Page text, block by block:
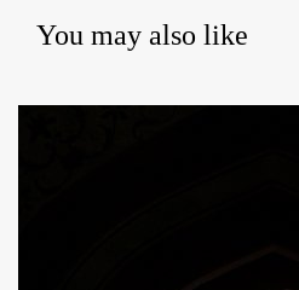
You may also like